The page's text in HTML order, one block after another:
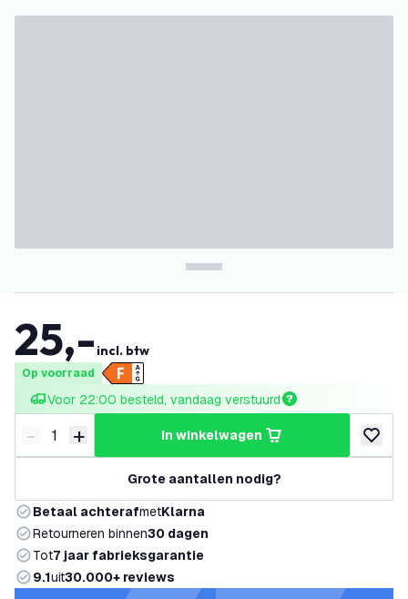
25,- incl. btw
Op voorraad
Voor 22:00 besteld, vandaag verstuurd
Verminder hoeveelheid
- Verhoog hoeveelheid
+ in winkelwagen
Grote aantallen nodig?
Betaal achterafmetKlarna
Retourneren binnen30 dagen
Tot7 jaar fabrieksgarantie
9.1uit30.000+ reviews